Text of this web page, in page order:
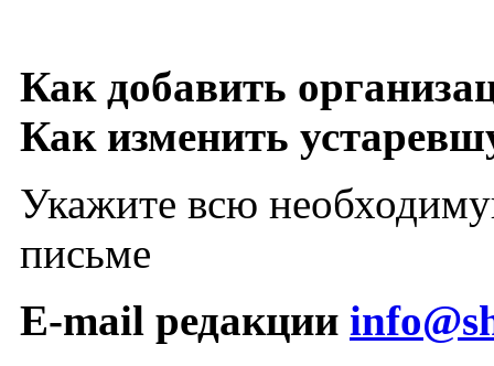
Как добавить
Как изменить
Укажите всю
письме
E-mail редакции